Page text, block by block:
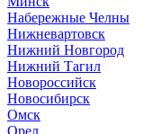
Набережные Челны
Нижневартовск
Нижний Новгород
Нижний Тагил
Новороссийск
Новосибирск
Омск
Орел